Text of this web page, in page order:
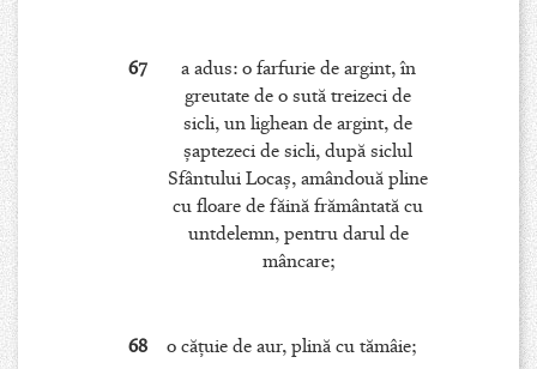
67
a adus: o farfurie de argint, în
greutate de o sută treizeci de
sicli, un lighean de argint, de
şaptezeci de sicli, după siclul
Sfântului Locaş, amândouă pline
cu floare de făină frământată cu
untdelemn, pentru darul de
mâncare;
68 o căţuie de aur, plină cu tămâie;